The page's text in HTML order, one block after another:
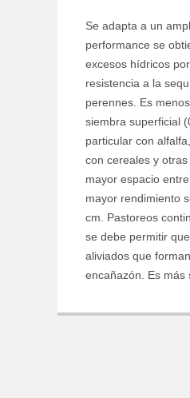
Se adapta a un
performance se
excesos hídricos
resistencia a la
perennes. Es
siembra superficial
particular con
con cereales y
mayor espacio
mayor rendimiento
cm. Pastoreos
se debe permitir
aliviados que
encañazón. Es más